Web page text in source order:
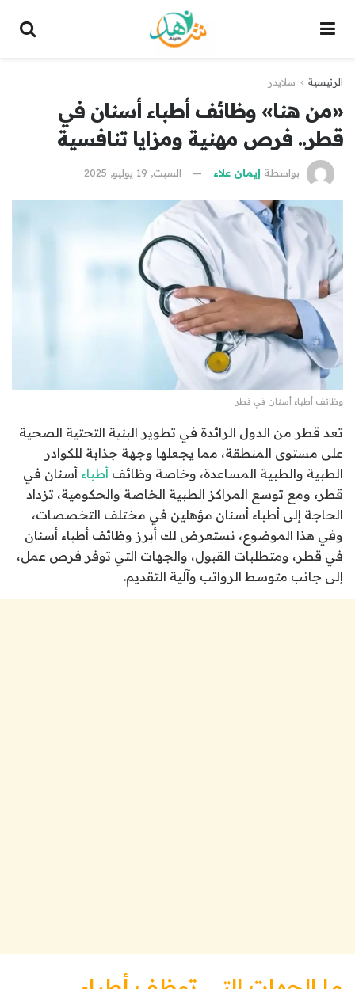
الرئيسية سلايدر
«من هنا» وظائف أطباء أسنان في
قطر.. فرص مهنية ومزايا تنافسية
بواسطة إيمان علاء السبت, 19 يوليو, 2025
وظائف أطباء أسنان في قطر
تعد قطر من الدول الرائدة في تطوير البنية التحتية الصحية
على مستوى المنطقة، مما يجعلها وجهة جذابة للكوادر
الطبية والطبية المساعدة، وخاصة وظائف أطباء أسنان في
قطر، ومع توسع المراكز الطبية الخاصة والحكومية، تزداد
الحاجة إلى أطباء أسنان مؤهلين في مختلف التخصصات،
وفي هذا الموضوع، نستعرض لك أبرز وظائف أطباء أسنان
في قطر، ومتطلبات القبول، والجهات التي توفر فرص عمل،
إلى جانب متوسط الرواتب وآلية التقديم.